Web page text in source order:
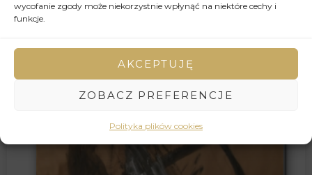
wycofanie zgody może niekorzystnie wpłynąć na niektóre cechy i
funkcje.
AKCEPTUJĘ
ZOBACZ PREFERENCJE
Polityka plików cookies